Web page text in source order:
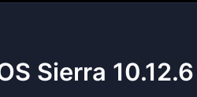
Sierra